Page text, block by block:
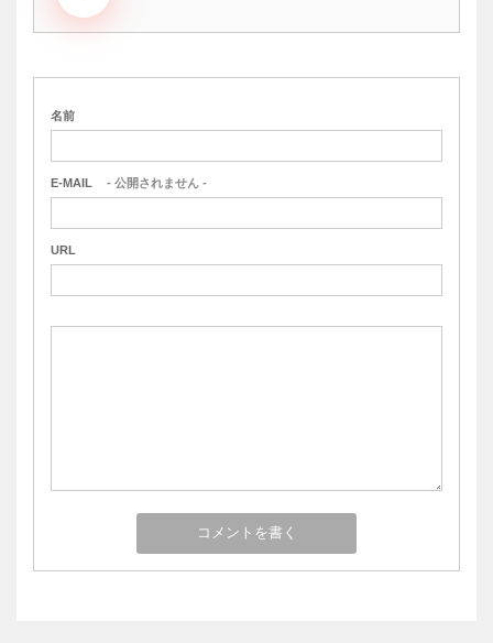
名前
E-MAIL - 公開されません -
URL